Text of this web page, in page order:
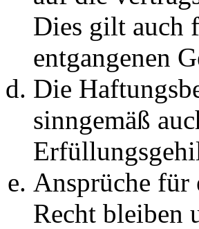
Dies gilt auch
entgangenen
Die
sinngemäß
Ansprüche für
Recht bleiben